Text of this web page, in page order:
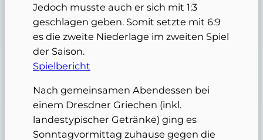
Jedoch musste auch er sich mit 1:3
geschlagen geben. Somit setzte mit 6:9
es die zweite Niederlage im zweiten Spiel
der Saison.
Spielbericht
Nach gemeinsamen Abendessen bei
einem Dresdner Griechen (inkl.
landestypischer Getränke) ging es
Sonntagvormittag zuhause gegen die